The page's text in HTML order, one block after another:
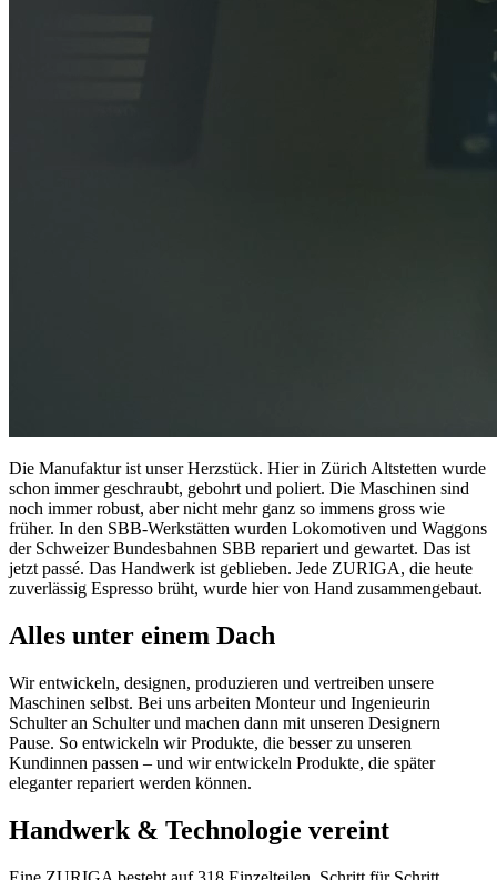
Die Manufaktur ist unser Herzstück. Hier in Zürich Altstetten wurde
schon immer geschraubt, gebohrt und poliert. Die Maschinen sind
noch immer robust, aber nicht mehr ganz so immens gross wie
früher. In den SBB-Werkstätten wurden Lokomotiven und Waggons
der Schweizer Bundesbahnen SBB repariert und gewartet. Das ist
jetzt passé. Das Handwerk ist geblieben. Jede ZURIGA, die heute
zuverlässig Espresso brüht, wurde hier von Hand zusammengebaut.
Alles unter einem Dach
Wir entwickeln, designen, produzieren und vertreiben unsere
Maschinen selbst. Bei uns arbeiten Monteur und Ingenieurin
Schulter an Schulter und machen dann mit unseren Designern
Pause. So entwickeln wir Produkte, die besser zu unseren
Kundinnen passen – und wir entwickeln Produkte, die später
eleganter repariert werden können.
Handwerk & Technologie vereint